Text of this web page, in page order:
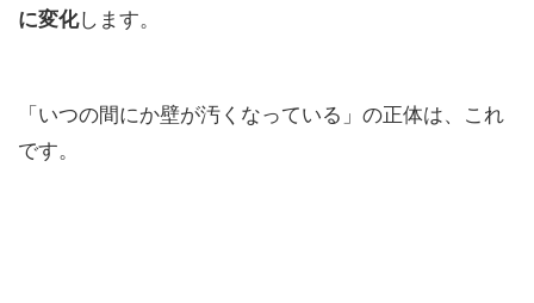
に変化します。
「いつの間にか壁が汚くなっている」の正体は、これ
です。